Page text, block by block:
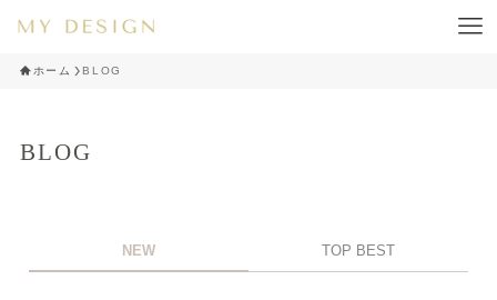
ホーム BLOG
BLOG
NEW TOP BEST